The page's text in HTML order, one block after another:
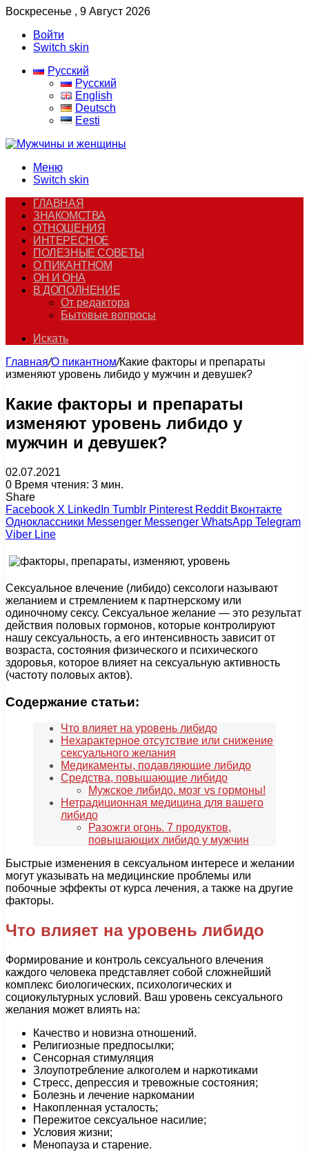
Воскресенье , 9 Август 2026
Войти
Switch skin
Русский
Русский
English
Deutsch
Eesti
Меню
Switch skin
ГЛАВНАЯ
ЗНАКОМСТВА
ОТНОШЕНИЯ
ИНТЕРЕСНОЕ
ПОЛЕЗНЫЕ СОВЕТЫ
О ПИКАНТНОМ
ОН И ОНА
В ДОПОЛНЕНИЕ
От редактора
Бытовые вопросы
Искать
Главная/О пикантном/Какие факторы и препараты
изменяют уровень либидо у мужчин и девушек?
Какие факторы и препараты
изменяют уровень либидо у
мужчин и девушек?
02.07.2021
0 Время чтения: 3 мин.
Share
Facebook X LinkedIn Tumblr Pinterest Reddit Вконтакте
Одноклассники Messenger Messenger WhatsApp Telegram
Viber Line
Сексуальное влечение (либидо) сексологи называют
желанием и стремлением к партнерскому или
одиночному сексу. Сексуальное желание — это результат
действия половых гормонов, которые контролируют
нашу сексуальность, а его интенсивность зависит от
возраста, состояния физического и психического
здоровья, которое влияет на сексуальную активность
(частоту половых актов).
Содержание статьи:
Что влияет на уровень либидо
Нехарактерное отсутствие или снижение
сексуального желания
Медикаменты, подавляющие либидо
Средства, повышающие либидо
Мужское либидо. мозг vs гормоны!
Нетрадиционная медицина для вашего
либидо
Разожги огонь. 7 продуктов,
повышающих либидо у мужчин
Быстрые изменения в сексуальном интересе и желании
могут указывать на медицинские проблемы или
побочные эффекты от курса лечения, а также на другие
факторы.
Что влияет на уровень либидо
Формирование и контроль сексуального влечения
каждого человека представляет собой сложнейший
комплекс биологических, психологических и
социокультурных условий. Ваш уровень сексуального
желания может влиять на:
Качество и новизна отношений.
Религиозные предпосылки;
Сенсорная стимуляция
Злоупотребление алкоголем и наркотиками
Стресс, депрессия и тревожные состояния;
Болезнь и лечение наркомании
Накопленная усталость;
Пережитое сексуальное насилие;
Условия жизни;
Менопауза и старение.